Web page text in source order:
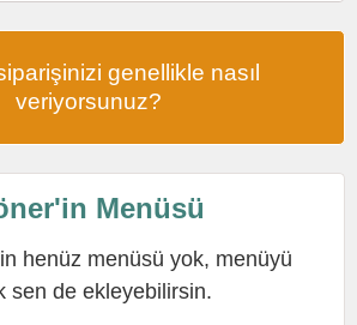
genellikle nasıl
veriyorsunuz?
Menüsü
henüz menüsü yok, menüyü
sen de ekleyebilirsin.